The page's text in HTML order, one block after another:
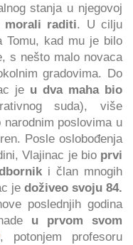
stanja u njegovoj
morali raditi. U cilju
Tomu, kad mu je bilo
s nešto malo novaca
gradovima. Do
je u dva maha bio
suda), više
poslovima u
Posle oslobođenja
Vlajinac je bio prvi
i član mnogih
je doživeo svoju 84.
poslednjih godina
u prvom svom
, potonjem profesoru